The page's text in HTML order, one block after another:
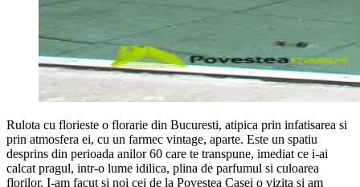
Rulota cu florieste o florarie din Bucuresti, atipica prin infatisarea si
prin atmosfera ei, cu un farmec vintage, aparte. Este un spatiu
desprins din perioada anilor 60 care te transpune, imediat ce i-ai
calcat pragul, intr-o lume idilica, plina de parfumul si culoarea
florilor. I-am facut si noi cei de la Povestea Casei o vizita si am